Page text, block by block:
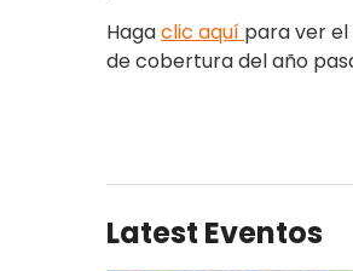
Hagaclic aquí para ver
de cobertura del año
Latest Eventos